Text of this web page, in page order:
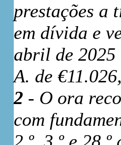
prestações a
em dívida e
abril de 2025
A. de
2 - O ora
com